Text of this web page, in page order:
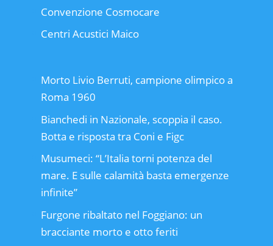
Convenzione Cosmocare
Centri Acustici Maico
Morto Livio Berruti, campione olimpico a
Roma 1960
Bianchedi in Nazionale, scoppia il caso.
Botta e risposta tra Coni e Figc
Musumeci: “L’Italia torni potenza del
mare. E sulle calamità basta emergenze
infinite”
Furgone ribaltato nel Foggiano: un
bracciante morto e otto feriti